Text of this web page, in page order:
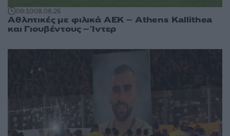
09:1008.08.26
Αθλητικές με φιλικά ΑΕΚ – Athens Kallithea
και Γιουβέντους – Ίντερ